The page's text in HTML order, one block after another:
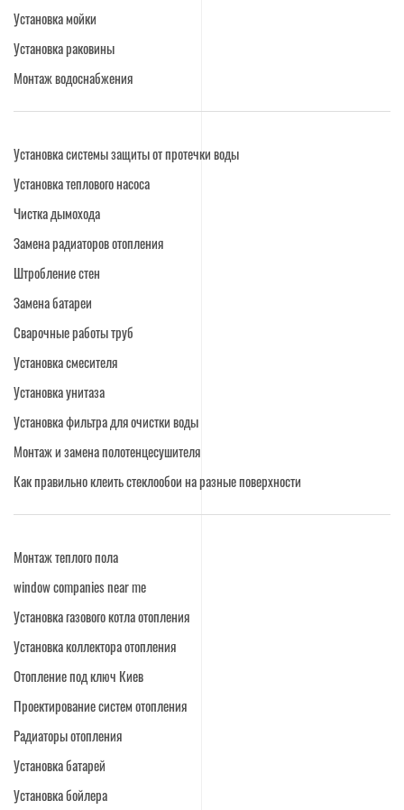
Установка мойки
Установка раковины
Монтаж водоснабжения
Установка системы защиты от протечки воды
Установка теплового насоса
Чистка дымохода
Замена радиаторов отопления
Штробление стен
Замена батареи
Сварочные работы труб
Установка смесителя
Установка унитаза
Установка фильтра для очистки воды
Монтаж и замена полотенцесушителя
Как правильно клеить стеклообои на разные поверхности
Монтаж теплого пола
window companies near me
Установка газового котла отопления
Установка коллектора отопления
Отопление под ключ Киев
Проектирование систем отопления
Радиаторы отопления
Установка батарей
Установка бойлера